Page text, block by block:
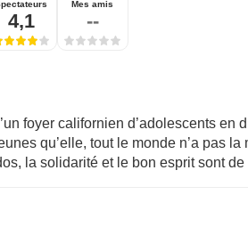
4,1
Mes amis
--
foyer californien d’adolescents en
qu’elle, tout le monde n’a pas la
la solidarité et le bon esprit sont de